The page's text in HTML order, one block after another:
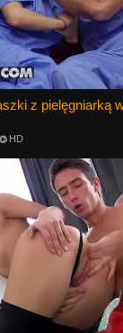
z pielęgniarką
HD